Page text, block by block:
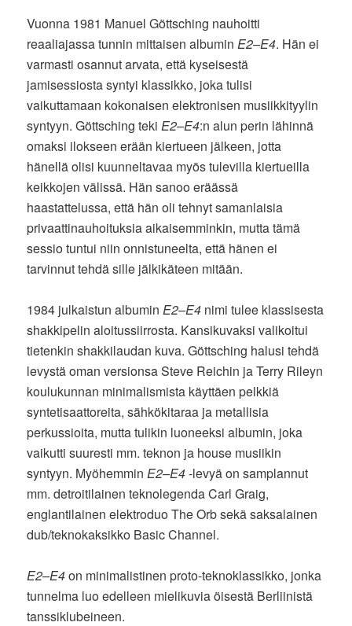
Vuonna 1981 Manuel Göttsching nauhoitti
reaaliajassa tunnin mittaisen albuminE2–E4. Hän ei
varmasti osannut arvata, että kyseisestä
jamisessiosta syntyi klassikko, joka tulisi
vaikuttamaan kokonaisen elektronisen musiikkityylin
syntyyn. Göttsching tekiE2–E4:n alun perin lähinnä
omaksi ilokseen erään kiertueen jälkeen, jotta
hänellä olisi kuunneltavaa myös tulevilla kiertueilla
keikkojen välissä. Hän sanoo eräässä
haastattelussa, että hän oli tehnyt samanlaisia
privaattinauhoituksia aikaisemminkin, mutta tämä
sessio tuntui niin onnistuneelta, että hänen ei
tarvinnut tehdä sille jälkikäteen mitään.
1984 julkaistun albuminE2–E4 nimi tulee klassisesta
shakkipelin aloitussiirrosta. Kansikuvaksi valikoitui
tietenkin shakkilaudan kuva. Göttsching halusi tehdä
levystä oman versionsa Steve Reichin ja Terry Rileyn
koulukunnan minimalismista käyttäen pelkkiä
syntetisaattoreita, sähkökitaraa ja metallisia
perkussioita, mutta tulikin luoneeksi albumin, joka
vaikutti suuresti mm. teknon ja house musiikin
syntyyn. MyöhemminE2–E4-levyä on samplannut
mm. detroitilainen teknolegenda Carl Graig,
englantilainen elektroduo The Orb sekä saksalainen
dub/teknokaksikko Basic Channel.
E2–E4on minimalistinen proto-teknoklassikko, jonka
tunnelma luo edelleen mielikuvia öisestä Berliinistä
tanssiklubeineen.